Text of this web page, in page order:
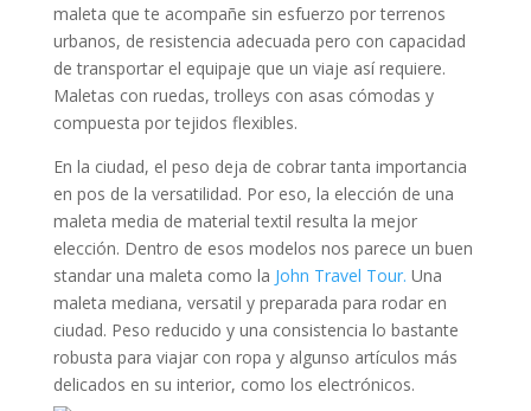
maleta que te acompañe sin esfuerzo por terrenos
urbanos, de resistencia adecuada pero con capacidad
de transportar el equipaje que un viaje así requiere.
Maletas con ruedas, trolleys con asas cómodas y
compuesta por tejidos flexibles.
En la ciudad, el peso deja de cobrar tanta importancia
en pos de la versatilidad. Por eso, la elección de una
maleta media de material textil resulta la mejor
elección. Dentro de esos modelos nos parece un buen
standar una maleta como la John Travel Tour. Una
maleta mediana, versatil y preparada para rodar en
ciudad. Peso reducido y una consistencia lo bastante
robusta para viajar con ropa y algunso artículos más
delicados en su interior, como los electrónicos.